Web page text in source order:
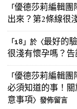
「優德莎莉編輯團
出來？第2條線很
「18 」於〈最好的
很淺有懷孕嗎？
「優德莎莉編輯團
必須知道的事！
意事項〉發佈留言